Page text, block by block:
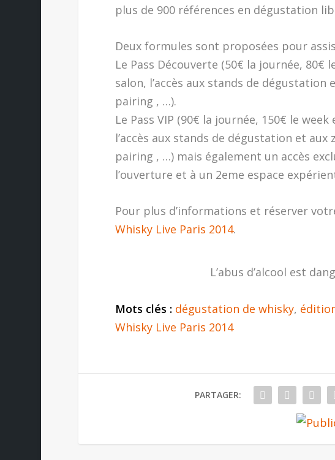
plus de 900 références en dégustation
Deux formules sont proposées pour
Le Pass Découverte (50€ la journée, 80€
salon, l’accès aux stands de dégustation
pairing , …).
Le Pass VIP (90€ la journée, 150€ le
l’accès aux stands de dégustation et aux
pairing , …) mais également un accès
l’ouverture et à un 2eme espace
Pour plus d’informations et réserver
Whisky Live Paris 2014.
L’abus d’alcool est
Mots clés : dégustation de whisky,
Whisky Live Paris 2014
PARTAGER: